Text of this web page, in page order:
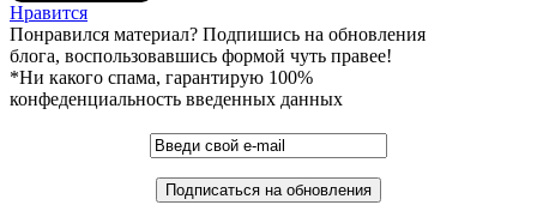
Нравится
Понравился материал? Подпишись на обновления
блога, воспользовавшись формой чуть правее!
*Ни какого спама, гарантирую 100%
конфеденциальность введенных данных